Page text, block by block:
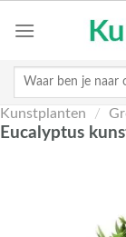
Zoeken
Kunstplanten /
Eucalyptus